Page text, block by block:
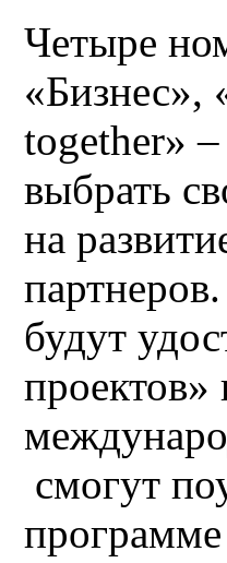
Четыре
«Бизнес»,
together»
выбрать
на
будут
смогут